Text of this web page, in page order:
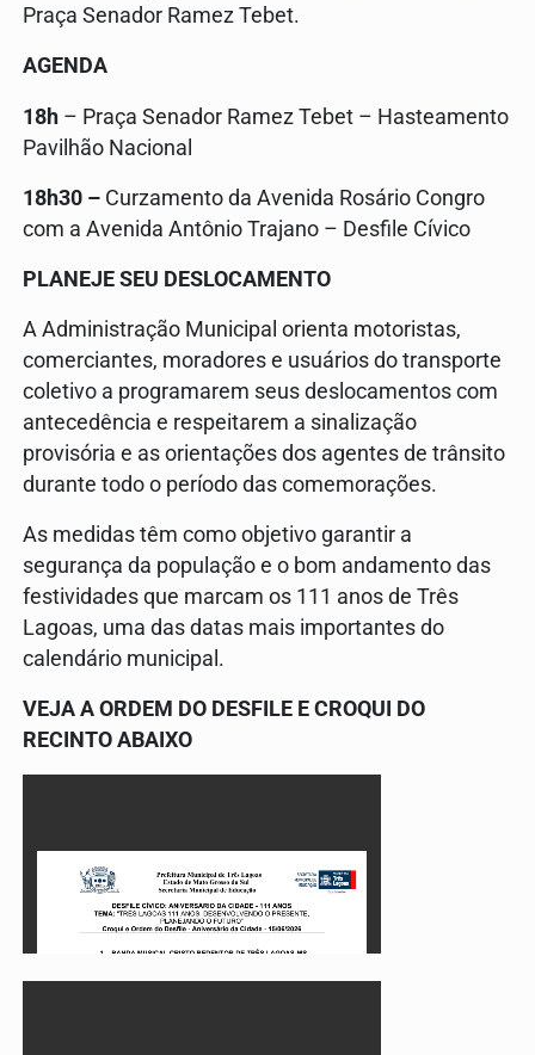
Praça Senador Ramez Tebet.
AGENDA
18h – Praça Senador Ramez Tebet – Hasteamento
Pavilhão Nacional
18h30 – Curzamento da Avenida Rosário Congro
com a Avenida Antônio Trajano – Desfile Cívico
PLANEJE SEU DESLOCAMENTO
A Administração Municipal orienta motoristas,
comerciantes, moradores e usuários do transporte
coletivo a programarem seus deslocamentos com
antecedência e respeitarem a sinalização
provisória e as orientações dos agentes de trânsito
durante todo o período das comemorações.
As medidas têm como objetivo garantir a
segurança da população e o bom andamento das
festividades que marcam os 111 anos de Três
Lagoas, uma das datas mais importantes do
calendário municipal.
VEJA A ORDEM DO DESFILE E CROQUI DO
RECINTO ABAIXO